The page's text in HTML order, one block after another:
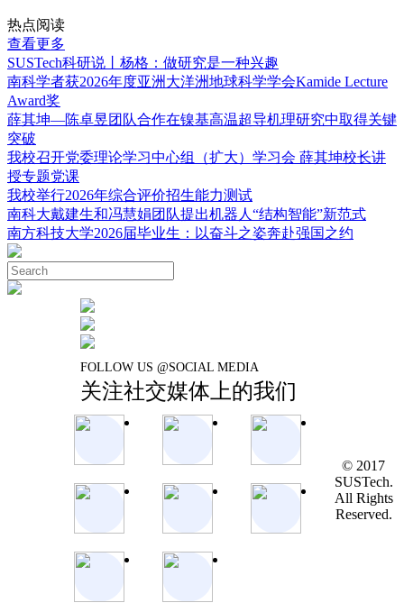
热点阅读
查看更多
SUSTech科研说丨杨格：做研究是一种兴趣
南科学者获2026年度亚洲大洋洲地球科学学会Kamide Lecture
Award奖
薛其坤—陈卓昱团队合作在镍基高温超导机理研究中取得关键
突破
我校召开党委理论学习中心组（扩大）学习会 薛其坤校长讲
授专题党课
我校举行2026年综合评价招生能力测试
南科大戴建生和冯慧娟团队提出机器人“结构智能”新范式
南方科技大学2026届毕业生：以奋斗之姿奔赴强国之约
FOLLOW US @SOCIAL MEDIA
关注社交媒体上的我们
© 2017
SUSTech.
All Rights
Reserved.